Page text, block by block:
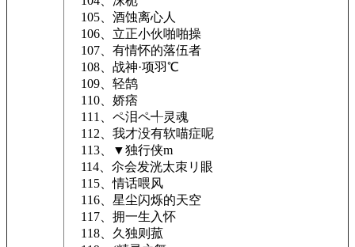
105、酒蚀离心人
106、立正小伙啪啪操
107、有情怀的落伍者
108、战神·项羽℃
109、轻鹄
110、娇痞
111、ペ泪ペ╃灵魂
112、我才没有软喵症呢
113、▼独行侠m
114、尒会发洸太朿リ眼
115、情话喂风
116、星尘闪烁的天空
117、拥一生入怀
118、久独则菰